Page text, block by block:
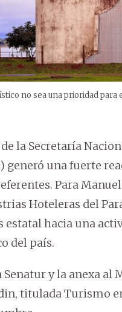
no sea una prioridad para
la Secretaría
una fuerte
Para Manuel
Hoteleras del
hacia una
del país.
y la anexa al
titulada Turismo